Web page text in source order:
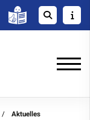
Aktuelles